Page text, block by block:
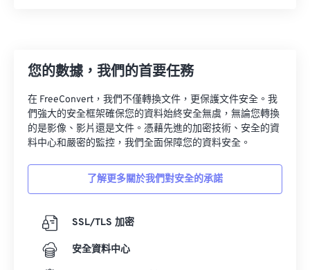
您的數據，我們的首要任務
在 FreeConvert，我們不僅轉換文件，更保護文件安全。我
們強大的安全框架確保您的資料始終安全無虞，無論您轉換
的是影像、影片還是文件。憑藉先進的加密技術、安全的資
料中心和嚴密的監控，我們全面保障您的資料安全。
了解更多關於我們對安全的承諾
SSL/TLS 加密
安全資料中心